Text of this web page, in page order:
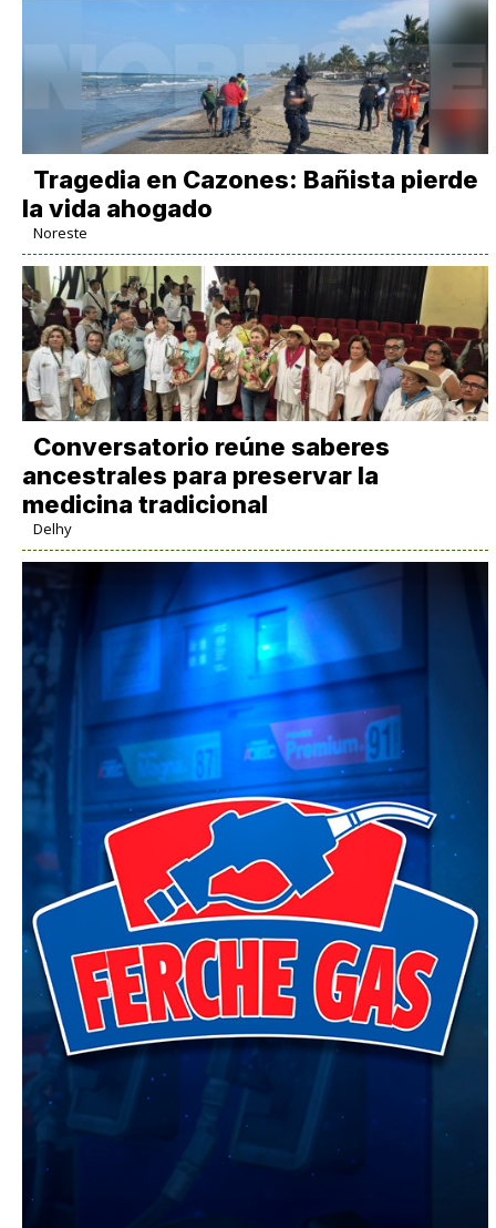
Tragedia en Cazones: Bañista pierde
la vida ahogado
Noreste
Conversatorio reúne saberes
ancestrales para preservar la
medicina tradicional
Delhy